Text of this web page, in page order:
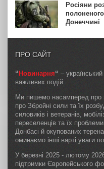
Росіяни
Донеччині
ПРО САЙТ
“Новинарня“ –
важливих подій.
Ми пишемо насамперед про
про Збройні сили та їх
силовиків і ветеранів,
переселенців та їх
Донбасі й окупованих
оминаємо інші варті уваги
У березні 2025 - лютому
підтримки Європейського